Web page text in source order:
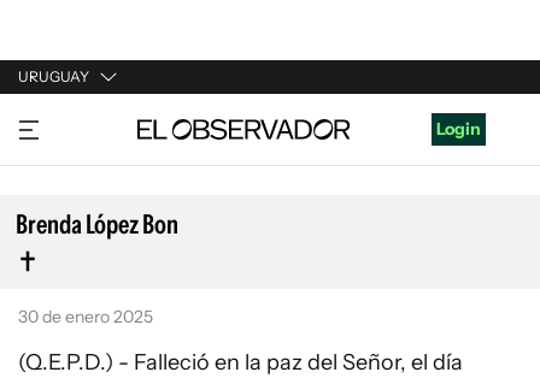
URUGUAY
URUGUAY
ARGENTINA
ESPAÑA
ESTADOS UNIDOS
Login
Brenda López Bon
30 de enero 2025
(Q.E.P.D.) - Falleció en la paz del Señor, el día